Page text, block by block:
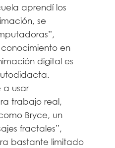
aprendí los
se
en
digital es
usar
trabajo real,
Bryce, un
fractales”,
bastante limitado